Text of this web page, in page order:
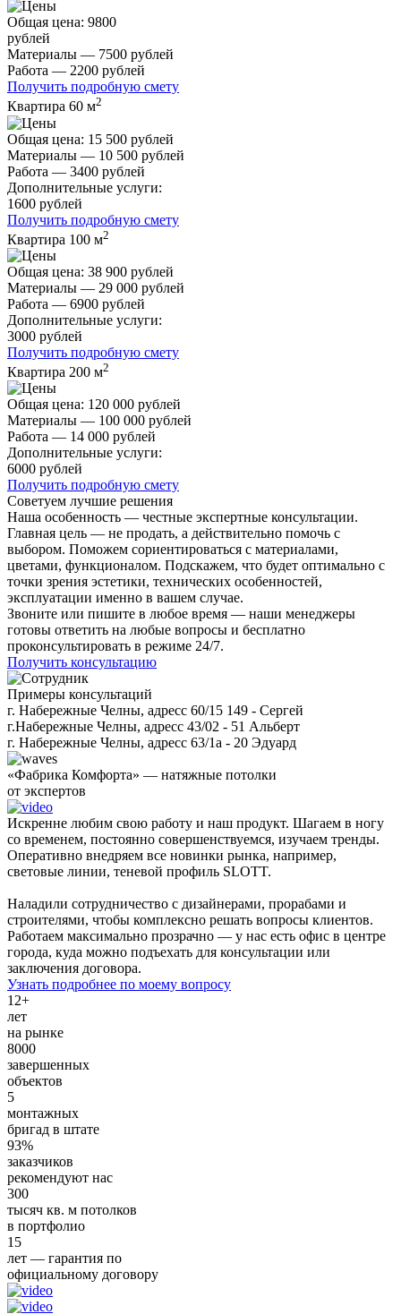
Общая цена: 9800
рублей
Материалы — 7500 рублей
Работа — 2200 рублей
Получить подробную смету
Квартира 60 м2
Общая цена: 15 500 рублей
Материалы — 10 500 рублей
Работа — 3400 рублей
Дополнительные услуги:
1600 рублей
Получить подробную смету
Квартира 100 м2
Общая цена: 38 900 рублей
Материалы — 29 000 рублей
Работа — 6900 рублей
Дополнительные услуги:
3000 рублей
Получить подробную смету
Квартира 200 м2
Общая цена: 120 000 рублей
Материалы — 100 000 рублей
Работа — 14 000 рублей
Дополнительные услуги:
6000 рублей
Получить подробную смету
Советуем лучшие решения
Наша особенность — честные экспертные консультации.
Главная цель — не продать, а действительно помочь с
выбором. Поможем сориентироваться с материалами,
цветами, функционалом. Подскажем, что будет оптимально с
точки зрения эстетики, технических особенностей,
эксплуатации именно в вашем случае.
Звоните или пишите в любое время — наши менеджеры
готовы ответить на любые вопросы и бесплатно
проконсультировать в режиме 24/7.
Получить консультацию
Примеры консультаций
г. Набережные Челны, адресс 60/15 149 - Сергей
г.Набережные Челны, адресс 43/02 - 51 Альберт
г. Набережные Челны, адресс 63/1а - 20 Эдуард
«Фабрика Комфорта» — натяжные потолки
от экспертов
Искренне любим свою работу и наш продукт. Шагаем в ногу
со временем, постоянно совершенствуемся, изучаем тренды.
Оперативно внедряем все новинки рынка, например,
световые линии, теневой профиль SLOTT.
Наладили сотрудничество с дизайнерами, прорабами и
строителями, чтобы комплексно решать вопросы клиентов.
Работаем максимально прозрачно — у нас есть офис в центре
города, куда можно подъехать для консультации или
заключения договора.
Узнать подробнее по моему вопросу
12+
лет
на рынке
8000
завершенных
объектов
5
монтажных
бригад в штате
93%
заказчиков
рекомендуют нас
300
тысяч кв. м потолков
в портфолио
15
лет — гарантия по
официальному договору